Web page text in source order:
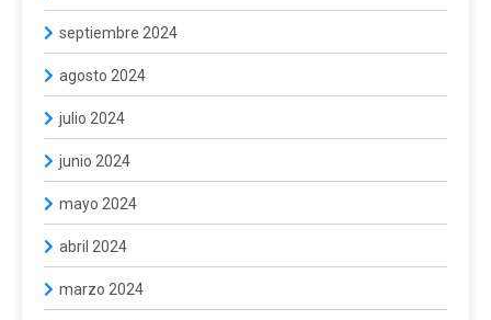
septiembre 2024
agosto 2024
julio 2024
junio 2024
mayo 2024
abril 2024
marzo 2024